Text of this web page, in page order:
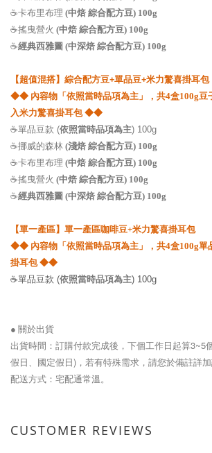
☕卡布里布理 (中焙 綜合配方豆) 100g
☕搖曳營火 (中焙 綜合配方豆) 100g
☕經典西雅圖 (中深焙 綜合配方豆) 100g
【超值混搭】 綜合配方豆+單品豆+米力驚喜掛耳包
◆◆ 內容物「 依照當時品項為主」， 共4盒100g豆
入米力驚喜掛耳包◆◆
☕單品豆款 (依照當時品項為主) 100g
☕挪威的森林 (淺焙 綜合配方豆) 100g
☕卡布里布理 (中焙 綜合配方豆) 100g
☕搖曳營火 (中焙 綜合配方豆) 100g
☕經典西雅圖 (中深焙 綜合配方豆) 100g
【單一產區】 單一產區咖啡豆+米力驚喜掛耳包
◆◆ 內容物「 依照當時品項為主」， 共4盒100g單
掛耳包◆◆
☕單品豆款 (依照當時品項為主) 100g
● 關於出貨
出貨時間： 訂購付款完成後，下個工作日起算3~5
假日、國定假日)，若有特殊需求，請您於備註詳加
配送方式：宅配通常溫。
CUSTOMER REVIEWS